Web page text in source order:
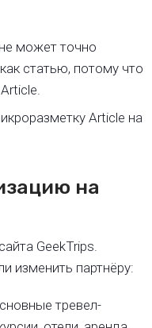
может точно
статью, потому что
Article на
на
GeekTrips.
изменить партнёру:
тревел-